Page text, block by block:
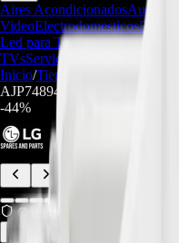
Aires AcondicionadosAudio y
VideoElectrodomesticos
Led para TVSoporte Técnico
TVsServicios
Inicio/Tienda
AJP74894504 - REP-2362
-44%
Compra Protegida